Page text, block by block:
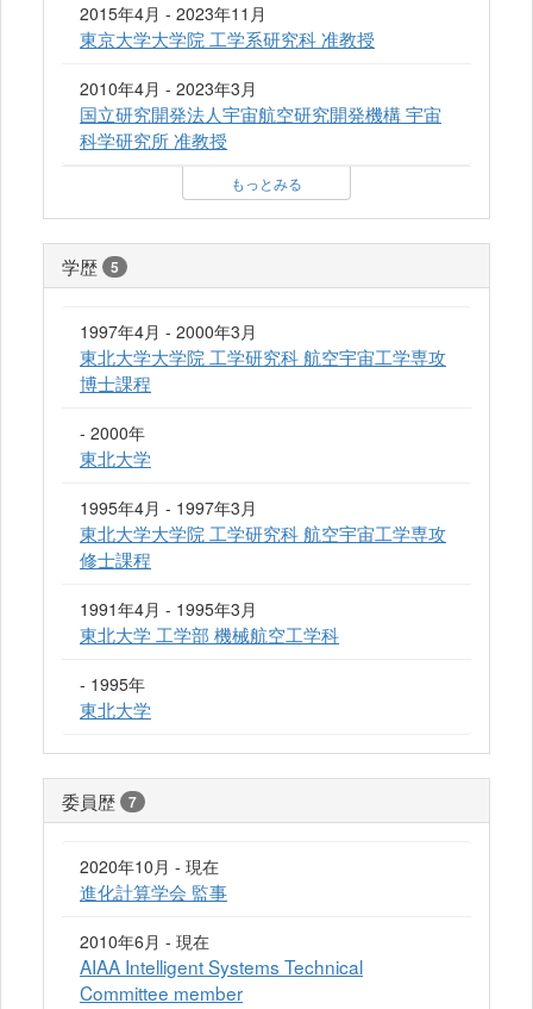
2015年4月 - 2023年11月
東京大学大学院 工学系研究科 准教授
2010年4月 - 2023年3月
国立研究開発法人宇宙航空研究開発機構 宇宙
科学研究所 准教授
もっとみる
学歴 5
1997年4月 - 2000年3月
東北大学大学院 工学研究科 航空宇宙工学専攻
博士課程
- 2000年
東北大学
1995年4月 - 1997年3月
東北大学大学院 工学研究科 航空宇宙工学専攻
修士課程
1991年4月 - 1995年3月
東北大学 工学部 機械航空工学科
- 1995年
東北大学
委員歴 7
2020年10月 - 現在
進化計算学会 監事
2010年6月 - 現在
AIAA Intelligent Systems Technical
Committee member